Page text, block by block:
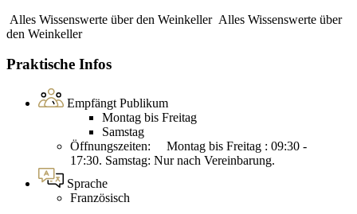
Alles Wissenswerte über den Weinkeller Alles Wissenswerte über
den Weinkeller
Praktische Infos
Empfängt Publikum
Montag bis Freitag
Samstag
Öffnungszeiten: Montag bis Freitag : 09:30 -
17:30. Samstag: Nur nach Vereinbarung.
Sprache
Französisch